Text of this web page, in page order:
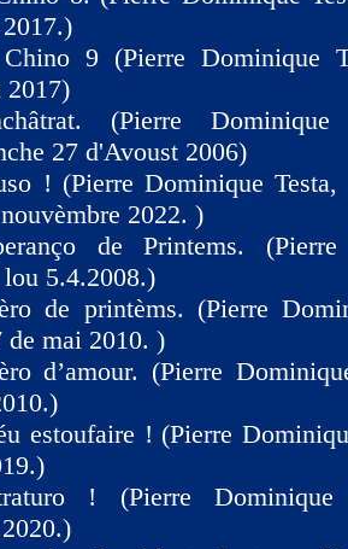
9 (Pierre Dominique
2017)
(Pierre
27 d'Avoust 2006)
! (Pierre Dominique
2022. )
de Printems.
lou 5.4.2008.)
de printèms. (Pierre
de mai 2010. )
d’amour. (Pierre
estoufaire ! (Pierre
! (Pierre